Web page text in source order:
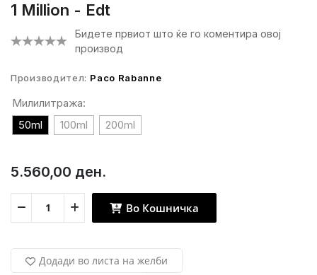
1 Million - Edt
Бидете првиот што ќе го коментира овој
производ
Производител: Paco Rabanne
Милилитража:
50ml
100ml 200ml
5.560,00 ден.
Во Кошничка
Додади во листа на желби